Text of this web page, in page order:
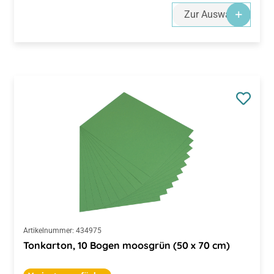
Zur Auswahl
Artikelnummer: 434975
Tonkarton, 10 Bogen moosgrün (50 x 70 cm)